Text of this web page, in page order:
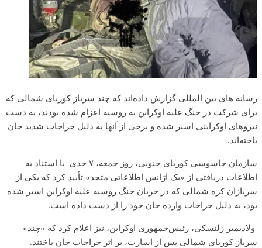
رسانه های بین المللی گزارش داده‌اند که چند سرباز کوریای شمالی که
برای شرکت در جنگ علیه اوکراین به روسیه اعزام شده بودند، به دست
نیروهای اوکراینی اسیر شده و برخی از آنها به دلیل جراحات شدید جان
باخته‌اند.
سازمان جاسوسی کوریای جنوبی، روز جمعه، ۷ جدی با استناد به
اطلاعات دریافتی از «یک آژانس اطلاعاتی متحد» تأیید کرد که یکی از
سربازان کره شمالی که در جریان جنگ روسیه علیه اوکراین اسیر شده
بود، به دلیل جراحات وارده جان خود را از دست داده است.
ولادیمیر زلنسکی، رئیس‌جمهوری اوکراین، نیز اعلام کرد که «چند»
سرباز کوریای شمالی پس از اسارت، بر اثر جراحات جان باختند.